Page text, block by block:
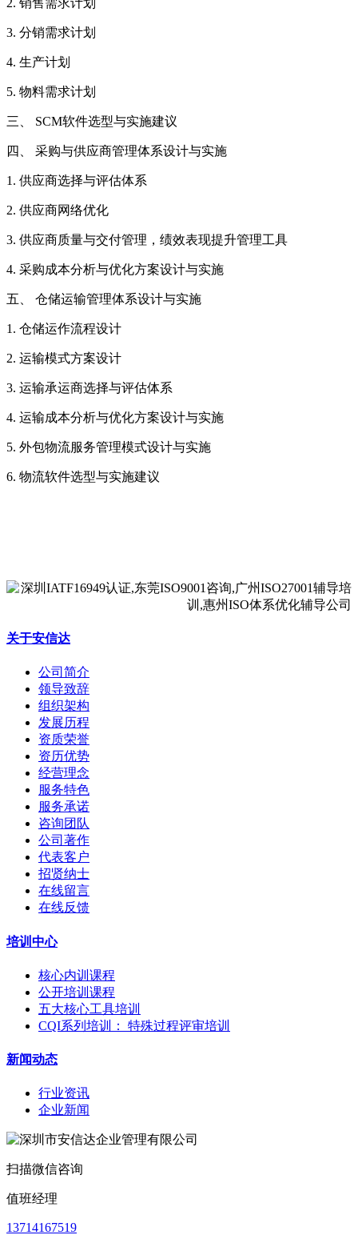
3. 分销需求计划
4. 生产计划
5. 物料需求计划
三、 SCM软件选型与实施建议
四、 采购与供应商管理体系设计与实施
1. 供应商选择与评估体系
2. 供应商网络优化
3. 供应商质量与交付管理，绩效表现提升管理工具
4. 采购成本分析与优化方案设计与实施
五、 仓储运输管理体系设计与实施
1. 仓储运作流程设计
2. 运输模式方案设计
3. 运输承运商选择与评估体系
4. 运输成本分析与优化方案设计与实施
5. 外包物流服务管理模式设计与实施
6. 物流软件选型与实施建议
关于安信达
公司简介
领导致辞
组织架构
发展历程
资质荣誉
资历优势
经营理念
服务特色
服务承诺
咨询团队
公司著作
代表客户
招贤纳士
在线留言
在线反馈
培训中心
核心内训课程
公开培训课程
五大核心工具培训
CQI系列培训： 特殊过程评审培训
新闻动态
行业资讯
企业新闻
扫描微信咨询
值班经理
13714167519